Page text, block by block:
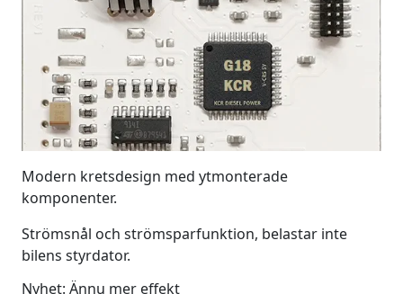
Modern kretsdesign med ytmonterade
komponenter.
Strömsnål och strömsparfunktion, belastar inte
bilens styrdator.
Nyhet: Ännu mer effekt